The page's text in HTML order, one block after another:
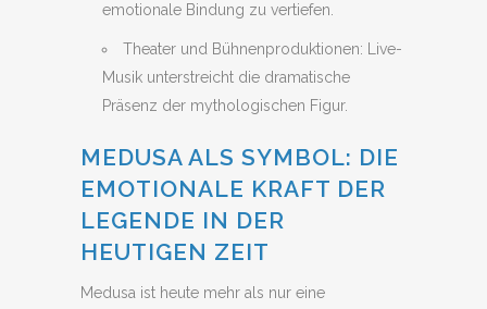
emotionale Bindung zu vertiefen.
Theater und Bühnenproduktionen: Live-
Musik unterstreicht die dramatische
Präsenz der mythologischen Figur.
MEDUSA ALS SYMBOL: DIE
EMOTIONALE KRAFT DER
LEGENDE IN DER
HEUTIGEN ZEIT
Medusa ist heute mehr als nur eine